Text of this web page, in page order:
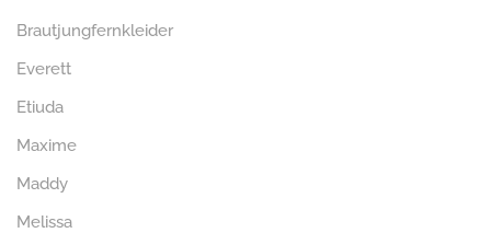
Brautjungfernkleider
Everett
Etiuda
Maxime
Maddy
Melissa